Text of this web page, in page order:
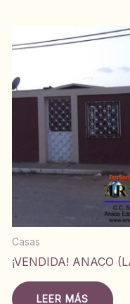
Casas
¡VENDIDA! ANACO
LEER MÁS